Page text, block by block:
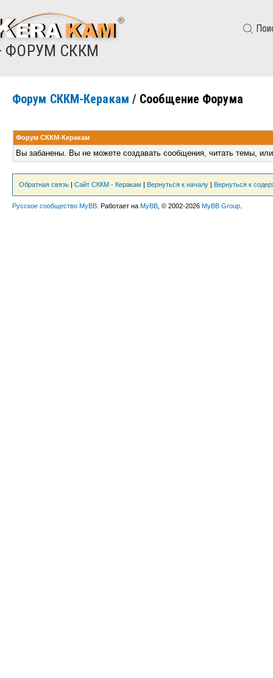
ФОРУМ СККМ
Форум СККМ-Керакам / Сообщение Форума
Форум СККМ-Керакам
Вы забанены. Вы не можете создавать сообщения, читать темы,
Обратная связь | Сайт СККМ - Керакам | Вернуться к началу | Вернуться к
Русское сообщество MyBB . Работает на MyBB , © 2002-2026 MyBB Group